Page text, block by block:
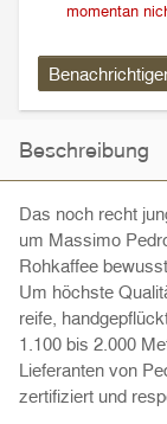
momentan
Beschreibung
Das noch recht
um Massimo
Rohkaffee
Um höchste
reife,
1.100 bis 2.000
Lieferanten von
zertifiziert und